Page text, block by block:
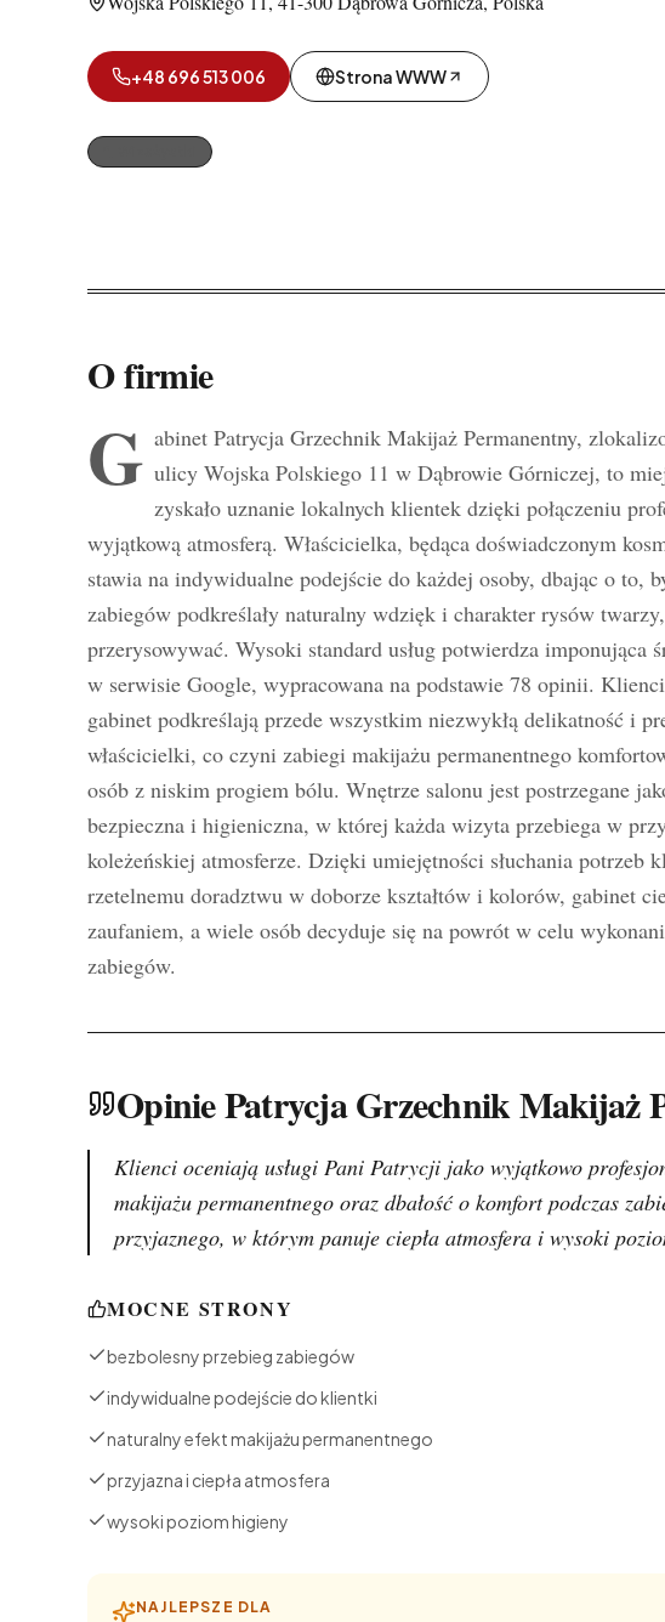
+48 696 513 006 Strona WWW
O firmie
G abinet Patrycja Grzechnik Makijaż Permanentny,
ulicy Wojska Polskiego 11 w Dąbrowie Górniczej, to
zyskało uznanie lokalnych klientek dzięki połączeniu
wyjątkową atmosferą. Właścicielka, będąca doświadczonym
stawia na indywidualne podejście do każdej osoby, dbając o to,
zabiegów podkreślały naturalny wdzięk i charakter rysów
przerysowywać. Wysoki standard usług potwierdza imponująca
w serwisie Google, wypracowana na podstawie 78 opinii.
gabinet podkreślają przede wszystkim niezwykłą delikatność i
właścicielki, co czyni zabiegi makijażu permanentnego
osób z niskim progiem bólu. Wnętrze salonu jest postrzegane
bezpieczna i higieniczna, w której każda wizyta przebiega w
koleżeńskiej atmosferze. Dzięki umiejętności słuchania potrzeb
rzetelnemu doradztwu w doborze kształtów i kolorów, gabinet
zaufaniem, a wiele osób decyduje się na powrót w celu
zabiegów.
Opinie Patrycja Grzechnik Makijaż
Klienci oceniają usługi Pani Patrycji jako wyjątkowo
makijażu permanentnego oraz dbałość o komfort podczas
przyjaznego, w którym panuje ciepła atmosfera i wysoki
MOCNE STRONY
bezbolesny przebieg zabiegów
indywidualne podejście do klientki
naturalny efekt makijażu permanentnego
przyjazna i ciepła atmosfera
wysoki poziom higieny
NAJLEPSZE DLA